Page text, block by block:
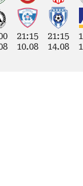
21:15
10.08
21:15
14.08